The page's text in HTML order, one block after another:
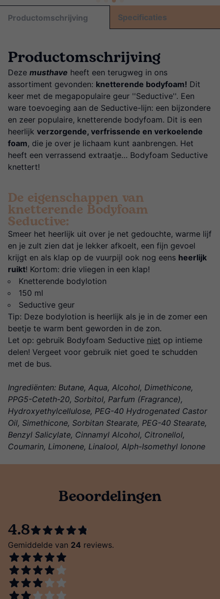
Productomschrijving Specificaties
Productomschrijving
Deze musthave heeft een terugweg in ons
assortiment gevonden: knetterende bodyfoam! Dit
keer met de megapopulaire geur ''Seductive''. Een
ware toevoeging aan de Seductive-lijn: een bijzondere
en zeer populaire, knetterende bodyfoam. Dit is een
heerlijk verzorgende, verfrissende en verkoelende
foam, die je over je lichaam kunt aanbrengen. Het
heeft een verrassend extraatje… Bodyfoam Seductive
knettert!
De eigenschappen van
knetterende Bodyfoam
Seductive:
Smeer het heerlijk uit over je net gedouchte, warme lijf
en je zult zien dat je lekker afkoelt, een fijn gevoel
krijgt en als klap op de vuurpijl ook nog eens heerlijk
ruikt! Kortom: drie vliegen in een klap!
Knetterende bodylotion
150 ml
Seductive geur
Tip: Deze bodylotion is heerlijk als je in de zomer een
beetje te warm bent geworden in de zon.
Let op: gebruik Bodyfoam Seductive niet op intieme
delen! Vergeet voor gebruik niet goed te schudden
met de bus.
Ingrediënten: Butane, Aqua, Alcohol, Dimethicone,
PPG5-Ceteth-20, Sorbitol, Parfum (Fragrance),
Hydroxyethylcellulose, PEG-40 Hydrogenated Castor
Oil, Simethicone, Sorbitan Stearate, PEG-40 Stearate,
Benzyl Salicylate, Cinnamyl Alcohol, Citronellol,
Coumarin, Limonene, Linalool, Alph-Isomethyl Ionone
Beoordelingen
4.8
Gemiddelde van 24 reviews.